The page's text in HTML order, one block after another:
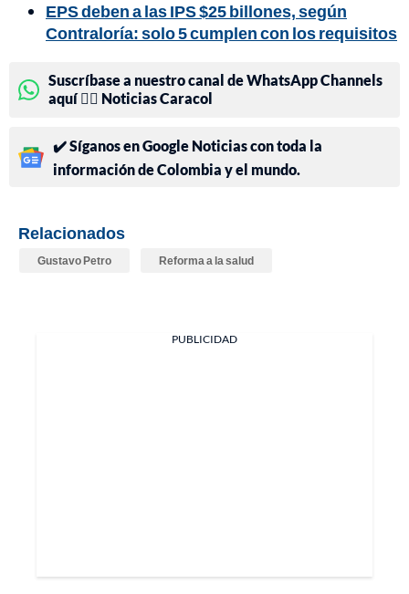
EPS deben a las IPS $25 billones, según
Contraloría: solo 5 cumplen con los requisitos
Suscríbase a nuestro canal de WhatsApp Channels
aquí 👉🏻 Noticias Caracol
✔️ Síganos en Google Noticias con toda la
información de Colombia y el mundo.
Relacionados
Gustavo Petro Reforma a la salud
PUBLICIDAD